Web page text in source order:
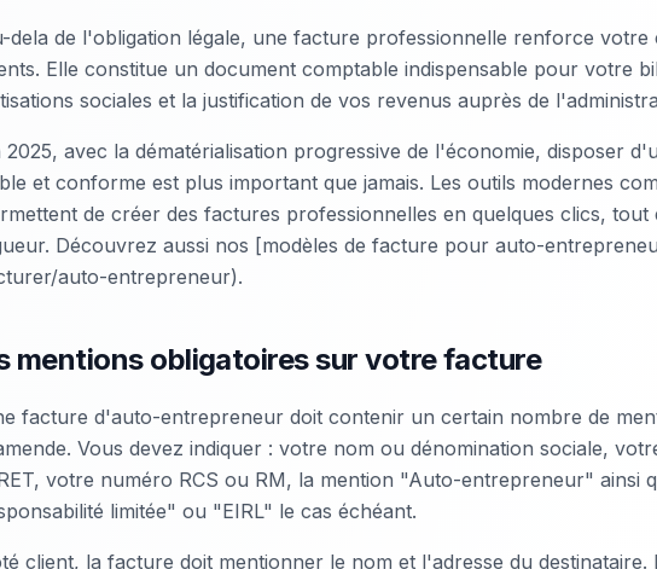
dela de l'obligation légale, une facture professionnelle renforce votre
Elle constitue un document comptable indispensable pour votre
sociales et la justification de vos revenus auprès de
2025, avec la dématérialisation progressive de l'économie, disposer
et conforme est plus important que jamais. Les outils modernes
de créer des factures professionnelles en quelques clics,
Découvrez aussi nos [modèles de facture pour auto-
auto-entrepreneur).
mentions obligatoires sur votre facture
facture d'auto-entrepreneur doit contenir un certain nombre de
Vous devez indiquer : votre nom ou dénomination sociale,
votre numéro RCS ou RM, la mention "Auto-entrepreneur" ainsi
limitée" ou "EIRL" le cas échéant.
client, la facture doit mentionner le nom et l'adresse du